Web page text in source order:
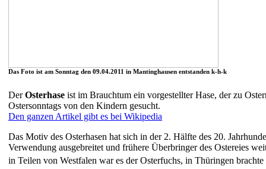
Das Foto ist am Sonntag den 09.04.2011 in Mantinghausen entstanden k-h-k
DerOsterhase ist im Brauchtum ein vorgestellter Hase, der zu
Ostersonntags von den Kindern gesucht.
Den ganzen Artikel gibt es bei Wikipedia
Das Motiv des Osterhasen hat sich in der 2. Hälfte des 20.
Verwendung ausgebreitet und frühere Überbringer des Ostereies
in Teilen von Westfalen war es der Osterfuchs, in Thüringen